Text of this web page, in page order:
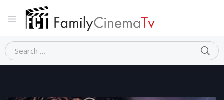
Home Drammatico THE IN BETWEEN- NON TI PERDERO’